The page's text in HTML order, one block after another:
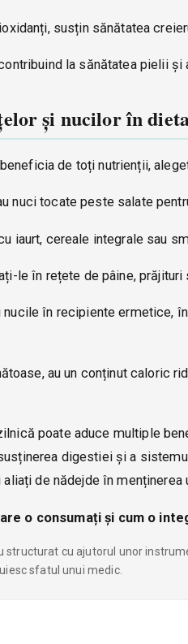
susțin sănătatea
la sănătatea pielii și
și nucilor în
de toți nutrienții,
nuci tocate peste salate
iaurt, cereale integrale sau
le în rețete de pâine,
în recipiente ermetice,
au un conținut caloric
poate aduce multiple
digestiei și a
de nădejde în menținerea
o consumați și cum o
cu ajutorul unor
sfatul unui medic.